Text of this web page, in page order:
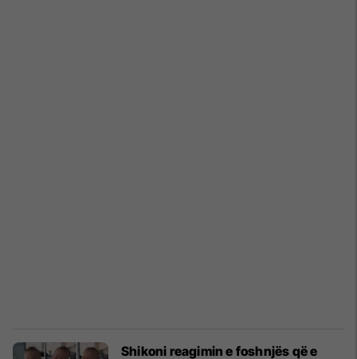
Shikoni reagimin e foshnjës që e